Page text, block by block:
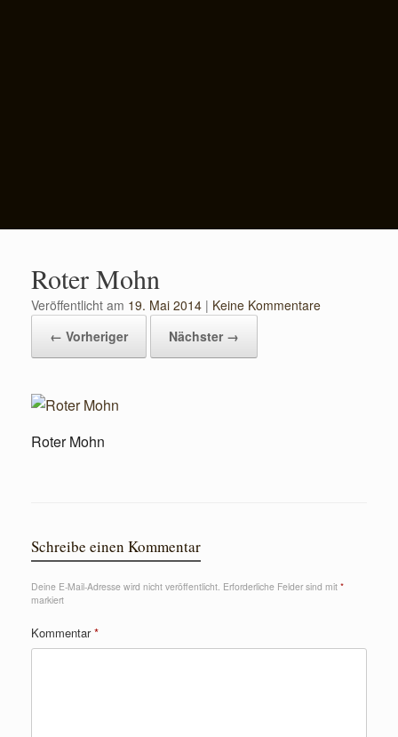
Roter Mohn
Veröffentlicht am 19. Mai 2014 | Keine Kommentare
← Vorheriger
Nächster →
Roter Mohn
Schreibe einen Kommentar
Deine E-Mail-Adresse wird nicht veröffentlicht. Erforderliche Felder sind mit *
markiert
Kommentar*